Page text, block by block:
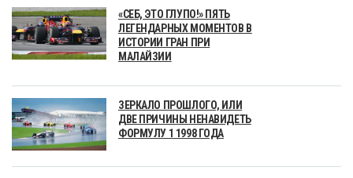
«СЕБ, ЭТО ГЛУПО!» ПЯТЬ
ЛЕГЕНДАРНЫХ МОМЕНТОВ В
ИСТОРИИ ГРАН ПРИ
МАЛАЙЗИИ
ЗЕРКАЛО ПРОШЛОГО, ИЛИ
ДВЕ ПРИЧИНЫ НЕНАВИДЕТЬ
ФОРМУЛУ 1 1998 ГОДА